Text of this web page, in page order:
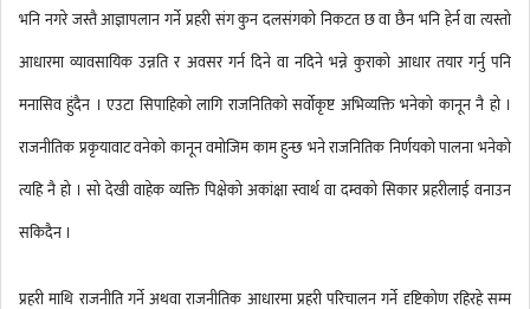
भनि नगरे जस्तै आज्ञापलान गर्ने प्रहरी संग कुन दलसंगको निकटत छ वा छैन भनि हेर्न वा त्यस्तो
आधारमा व्यावसायिक उन्नति र अवसर गर्न दिने वा नदिने भन्ने कुराको आधार तयार गर्नु पनि
मनासिव हुंदैन । एउटा सिपाहिको लागि राजनितिको सर्वोकृष्ट अभिव्यक्ति भनेको कानून नै हो ।
राजनीतिक प्रकृयावाट वनेको कानून वमोजिम काम हुन्छ भने राजनितिक निर्णयको पालना भनेको
त्यहि नै हो । सो देखी वाहेक व्यक्ति पिक्षेको अकांक्षा स्वार्थ वा दम्वको सिकार प्रहरीलाई वनाउन
सकिदैन ।
प्रहरी माथि राजनीति गर्ने अथवा राजनीतिक आधारमा प्रहरी परिचालन गर्ने दृष्टिकोण रहिरहे सम्म